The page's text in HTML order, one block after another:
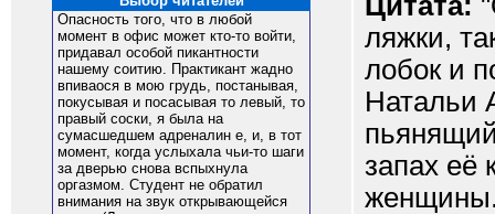
Опасность того, что в любой
момент в офис может кто-то войти,
придавал особой пикантности
нашему соитию. Практикант жадно
впиваося в мою грудь, постанывая,
покусывая и посасывая то левый, то
правый соски, я была на
сумасшедшем адреналин е, и, в тот
момент, когда услыхала чьи-то шаги
за дверью снова вспыхнула
оргазмом. Студент не обратил
внимания на звук открывающейся
ляжки,
лобок и
Натальи
запах её